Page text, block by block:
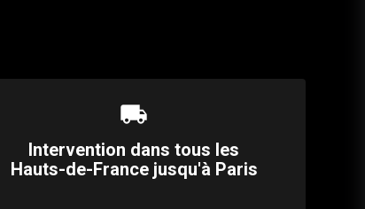
local_shipping
Intervention dans tous les
Hauts-de-France jusqu'à Paris